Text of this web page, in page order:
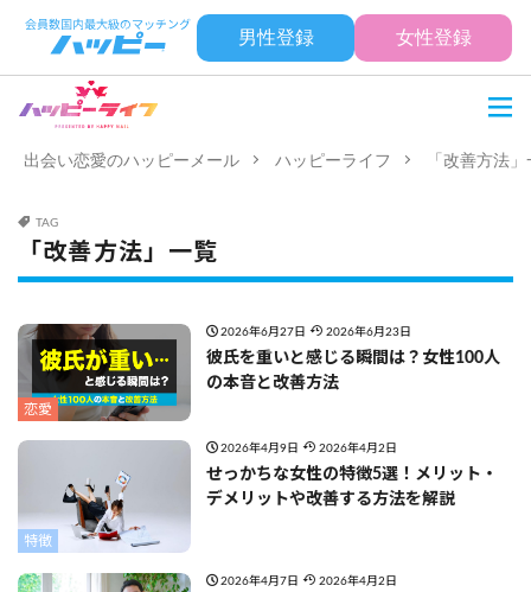
男性登録 女性登録
出会い恋愛のハッピーメール ハッピーライフ 「改善方法
TAG
「改善方法」一覧
恋愛
2026年6月27日 2026年6月23日
彼氏を重いと感じる瞬間は？女性100人
の本音と改善方法
特徴
2026年4月9日 2026年4月2日
せっかちな女性の特徴5選！メリット・
デメリットや改善する方法を解説
2026年4月7日 2026年4月2日